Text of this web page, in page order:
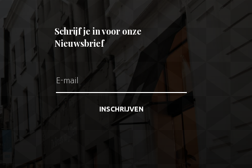
Schrijf je in voor onze
Nieuwsbrief
INSCHRIJVEN